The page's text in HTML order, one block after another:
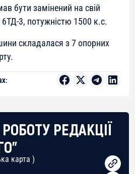
бути замінений на свій
3, потужністю 1500 к.с.
складалася з 7 опорних
РЕДАКЦІЇ
карта )